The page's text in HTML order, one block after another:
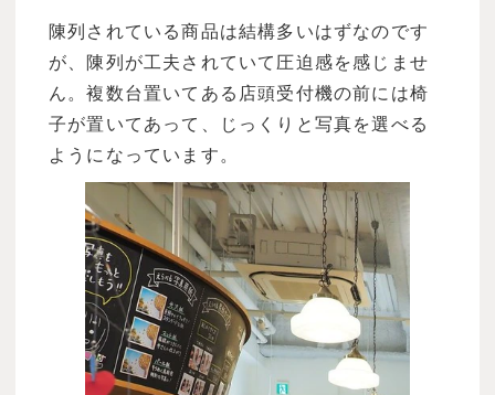
陳列されている商品は結構多いはずなのです
が、陳列が工夫されていて圧迫感を感じませ
ん。複数台置いてある店頭受付機の前には椅
子が置いてあって、じっくりと写真を選べる
ようになっています。